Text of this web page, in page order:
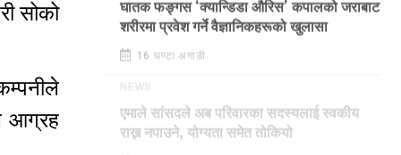
सोको
आग्रह
घातक फङ्गस ‘क्यान्डिडा औरिस’ कपालको जराबाट
शरीरमा प्रवेश गर्ने वैज्ञानिकहरूको खुलासा
16 घण्टा अगाडी
एमाले सांसदले अब परिवारका सदस्यलाई स्वकीय